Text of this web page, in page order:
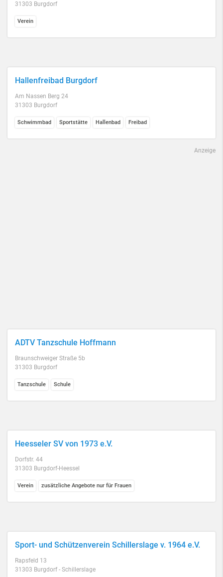
31303 Burgdorf
Verein
Hallenfreibad Burgdorf
Am Nassen Berg 24
31303 Burgdorf
Schwimmbad Sportstätte Hallenbad Freibad
Anzeige
ADTV Tanzschule Hoffmann
Braunschweiger Straße 5b
31303 Burgdorf
Tanzschule Schule
Heesseler SV von 1973 e.V.
Dorfstr. 44
31303 Burgdorf-Heessel
Verein zusätzliche Angebote nur für Frauen
Sport- und Schützenverein Schillerslage v. 1964 e.V.
Rapsfeld 13
31303 Burgdorf - Schillerslage